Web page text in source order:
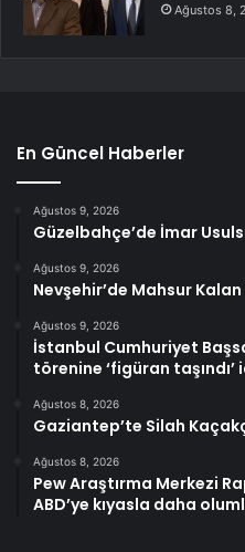
Ağustos 8,
En Güncel Haberler
Ağustos 9, 2026
Güzelbahçe’de İmar
Ağustos 9, 2026
Nevşehir’de Mahsur Kalan
Ağustos 9, 2026
İstanbul Cumhuriyet
törenine ‘figüran
Ağustos 8, 2026
Gaziantep’te Silah
Ağustos 8, 2026
Pew Araştırma Merkezi
ABD’ye kıyasla daha